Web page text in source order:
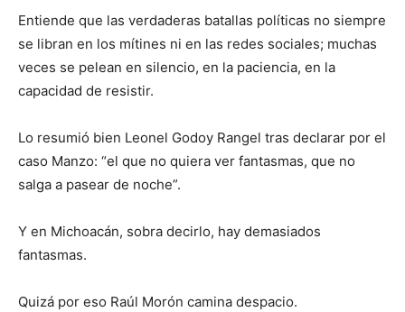
Entiende que las verdaderas batallas políticas no siempre
se libran en los mítines ni en las redes sociales; muchas
veces se pelean en silencio, en la paciencia, en la
capacidad de resistir.
Lo resumió bien Leonel Godoy Rangel tras declarar por el
caso Manzo: “el que no quiera ver fantasmas, que no
salga a pasear de noche”.
Y en Michoacán, sobra decirlo, hay demasiados
fantasmas.
Quizá por eso Raúl Morón camina despacio.